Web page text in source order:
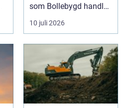
som Bollebygd handlar
yrket lika ...
10 juli 2026